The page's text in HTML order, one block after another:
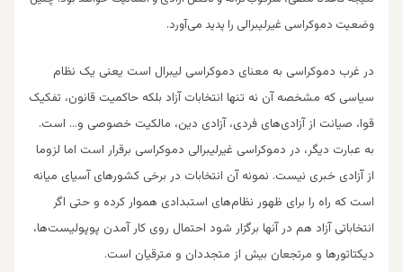
وضعیت دموکراسی غیرلیبرالی را پدید می‌آورد.
در غرب دموکراسی به معنای دموکراسی لیبرال است یعنی یک نظام
سیاسی که مشخصه آن نه تنها انتخابات آزاد بلکه حاکمیت قانون، تفکیک
قوا، صیانت از آزادی‌های فردی، آزادی دین، مالکیت خصوصی و… است.
به عبارت دیگر، در دموکراسی غیرلیبرالی دموکراسی برقرار است اما لزوما
از آزادی خبری نیست. نمونه آن انتخابات در برخی کشورهای آسیای میانه
است که راه را برای ظهور نظام‌های استبدادی هموار کرده و حتی اگر
انتخاباتی آزاد هم در آنها برگزار شود احتمال روی کار آمدن پوپولیست‌ها،
دیکتاتورها و مرتجعان بیش از متجددان و مترقیان است.